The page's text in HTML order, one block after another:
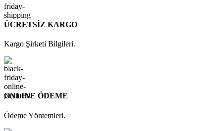
ÜCRETSİZ KARGO
Kargo Şirketi Bilgileri.
ONLINE ÖDEME
Ödeme Yöntemleri.